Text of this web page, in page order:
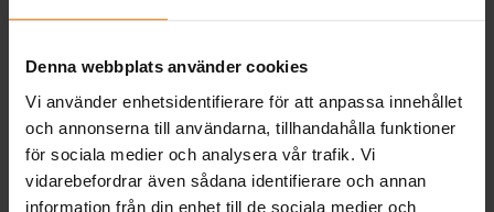
Denna webbplats använder cookies
Vi använder enhetsidentifierare för att anpassa innehållet
och annonserna till användarna, tillhandahålla funktioner
för sociala medier och analysera vår trafik. Vi
vidarebefordrar även sådana identifierare och annan
information från din enhet till de sociala medier och
När du ska tillaga fågel kommer den
roterande rörelsen i kombination med
köttets position över elden att skapa
en jämn och fin krispighet, utan risk